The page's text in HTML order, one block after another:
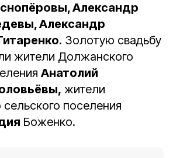
Александр
Александр
. Золотую свадьбу
жители Должанского
Анатолий
жители
сельского поселения
Боженко.